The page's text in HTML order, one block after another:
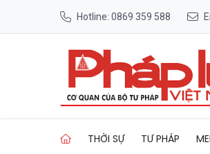
Hotline: 0869 359 588
THỜI SỰ TƯ PHÁP